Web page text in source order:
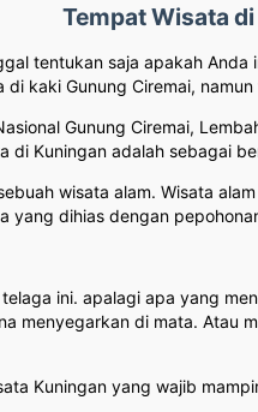
Tempat Wisata
tentukan saja apakah
kaki Gunung Ciremai,
Gunung Ciremai,
di Kuningan adalah sebagai
wisata alam. Wisata
yang dihias dengan
ini. apalagi apa yang
menyegarkan di mata.
Kuningan yang wajib